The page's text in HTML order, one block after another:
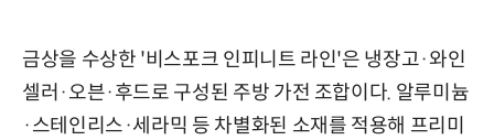
금상을 수상한 '비스포크 인피니트 라인'은 냉장고·와인
셀러·오븐·후드로 구성된 주방 가전 조합이다. 알루미늄
·스테인리스·세라믹 등 차별화된 소재를 적용해 프리미